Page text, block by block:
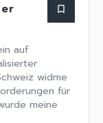
bookmark_border
auf
widme
für
meine